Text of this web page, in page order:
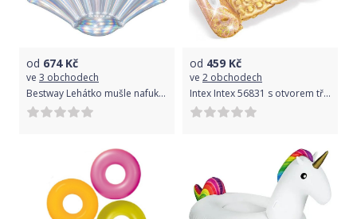
od 674Kč
ve 3 obchodech
Bestway Lehátko mušle nafukovací 1.85m x 1.14m
od 459 Kč
ve 2 obchodech
Intex Intex 56831 s otvorem třpytivé zlaté